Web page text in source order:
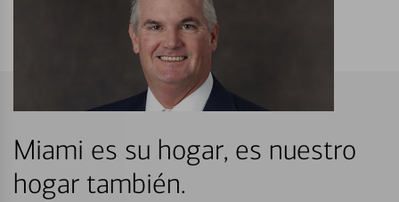
Miami es su hogar, es nuestro
hogar también.